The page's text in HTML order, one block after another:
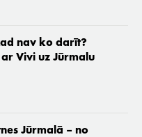
nav ko darīt?
Vivi uz Jūrmalu
Jūrmalā – no